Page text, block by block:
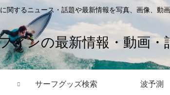
関するニュース・話題や最新情報を写真、画像、動
ィンの最新情報・動画・
サーフグッズ検索 波予測